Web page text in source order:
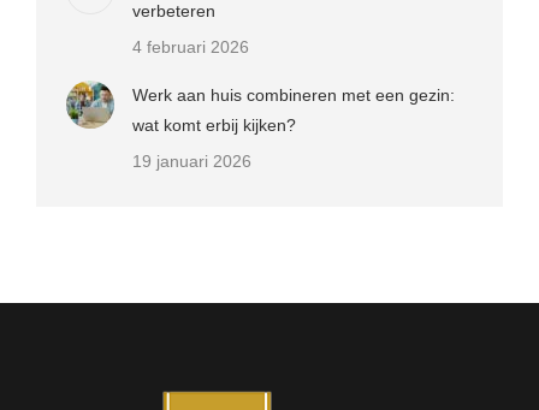
verbeteren
4 februari 2026
Werk aan huis combineren met een gezin:
wat komt erbij kijken?
19 januari 2026